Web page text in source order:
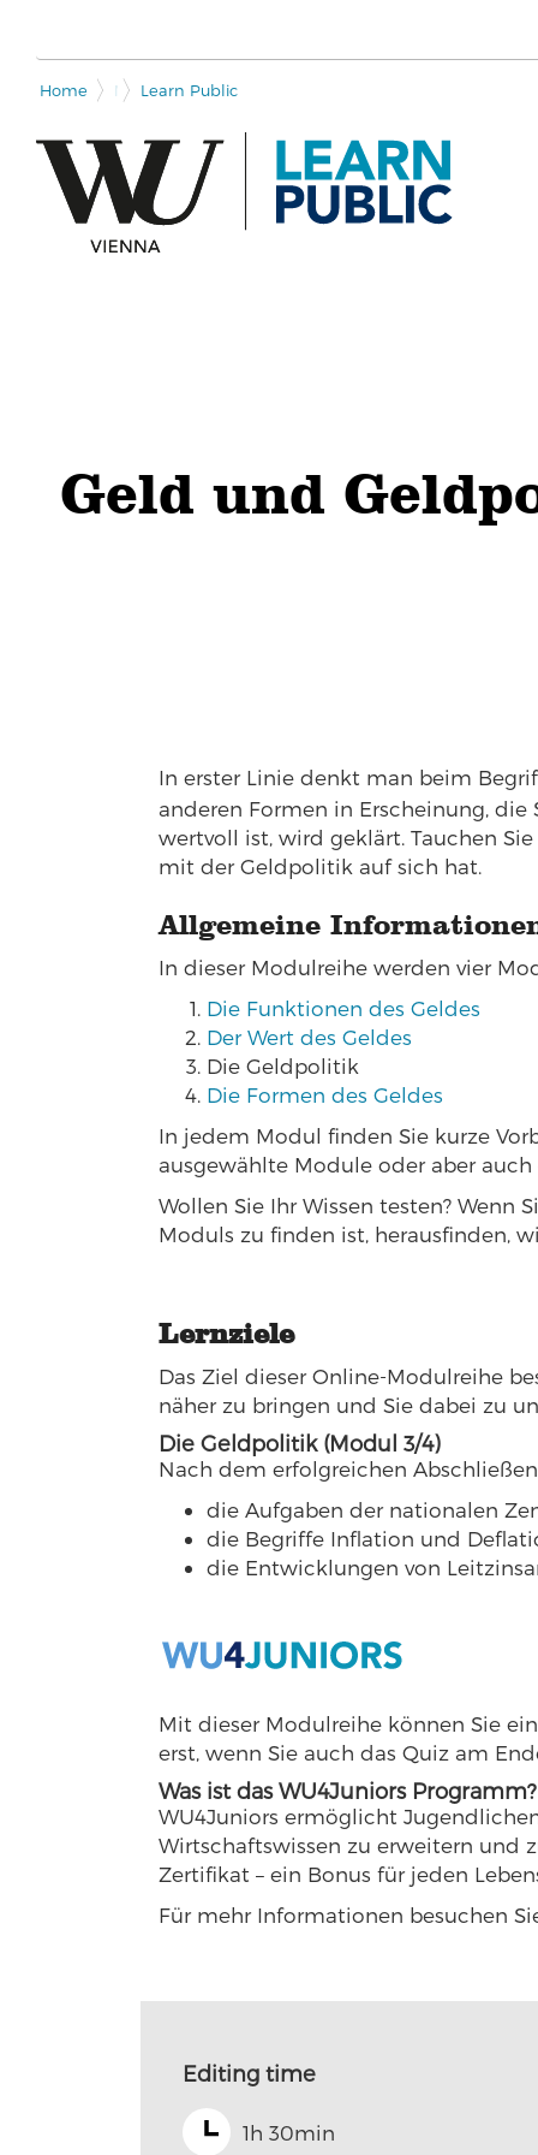
Home Module overview
Learn Public
Geld und
In erster Linie denkt man beim
anderen Formen in Erscheinung,
wertvoll ist, wird geklärt. Tauchen
mit der Geldpolitik auf sich hat.
Allgemeine
In dieser Modulreihe werden vier
Die Funktionen des Geldes
Der Wert des Geldes
Die Geldpolitik
Die Formen des Geldes
In jedem Modul finden Sie kurze
ausgewählte Module oder aber
Wollen Sie Ihr Wissen testen? Wenn
Moduls zu finden ist, herausfinden,
Lernziele
Das Ziel dieser Online-Modulreihe
näher zu bringen und Sie dabei zu
Die Geldpolitik (Modul 3/4)
Nach dem erfolgreichen
die Aufgaben der nationalen
die Begriffe Inflation und
die Entwicklungen von
Mit dieser Modulreihe können Sie
erst, wenn Sie auch das Quiz am
Was ist das WU4Juniors Programm?
WU4Juniors ermöglicht
Wirtschaftswissen zu erweitern und
Zertifikat – ein Bonus für jeden
Für mehr Informationen besuchen
Editing time
1h 30min